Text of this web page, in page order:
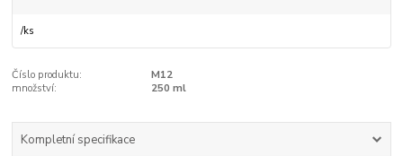
/ks
Číslo produktu:
M12
množství:
250 ml
Kompletní specifikace